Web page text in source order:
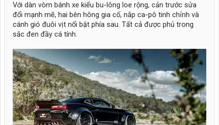
Với dàn vòm bánh xe kiểu bu-lông loe rộng, cản trước sửa
đổi mạnh mẽ, hai bên hông gia cố, nắp ca-pô tinh chỉnh và
cánh gió đuôi vịt nổi bật phía sau. Tất cả được phủ trong
sắc đen đầy cá tính.